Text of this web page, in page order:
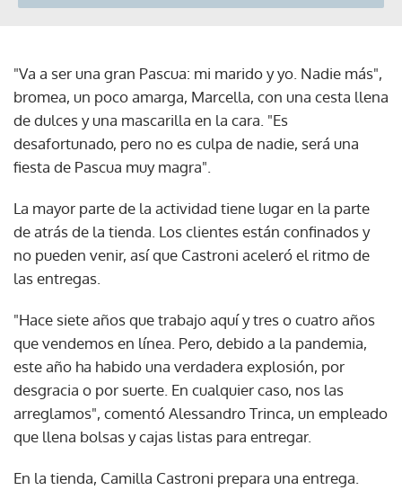
"Va a ser una gran Pascua: mi marido y yo. Nadie más",
bromea, un poco amarga, Marcella, con una cesta llena
de dulces y una mascarilla en la cara. "Es
desafortunado, pero no es culpa de nadie, será una
fiesta de Pascua muy magra".
La mayor parte de la actividad tiene lugar en la parte
de atrás de la tienda. Los clientes están confinados y
no pueden venir, así que Castroni aceleró el ritmo de
las entregas.
"Hace siete años que trabajo aquí y tres o cuatro años
que vendemos en línea. Pero, debido a la pandemia,
este año ha habido una verdadera explosión, por
desgracia o por suerte. En cualquier caso, nos las
arreglamos", comentó Alessandro Trinca, un empleado
que llena bolsas y cajas listas para entregar.
En la tienda, Camilla Castroni prepara una entrega.